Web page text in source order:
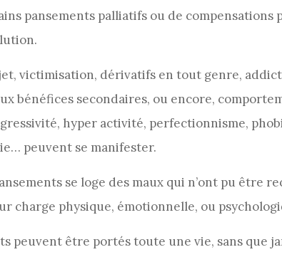
pansements palliatifs ou de compensations
victimisation, dérivatifs en tout genre,
bénéfices secondaires, ou encore,
hyper activité, perfectionnisme,
peuvent se manifester.
se loge des maux qui n’ont pu être
charge physique, émotionnelle, ou
peuvent être portés toute une vie, sans que